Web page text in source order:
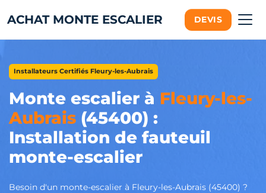
ACHAT MONTE ESCALIER DEVIS
Installateurs Certifiés Fleury-les-Aubrais
Monte escalier à Fleury-les-
Aubrais (45400) :
Installation de fauteuil
monte-escalier
Besoin d'un monte-escalier à Fleury-les-Aubrais (45400) ?